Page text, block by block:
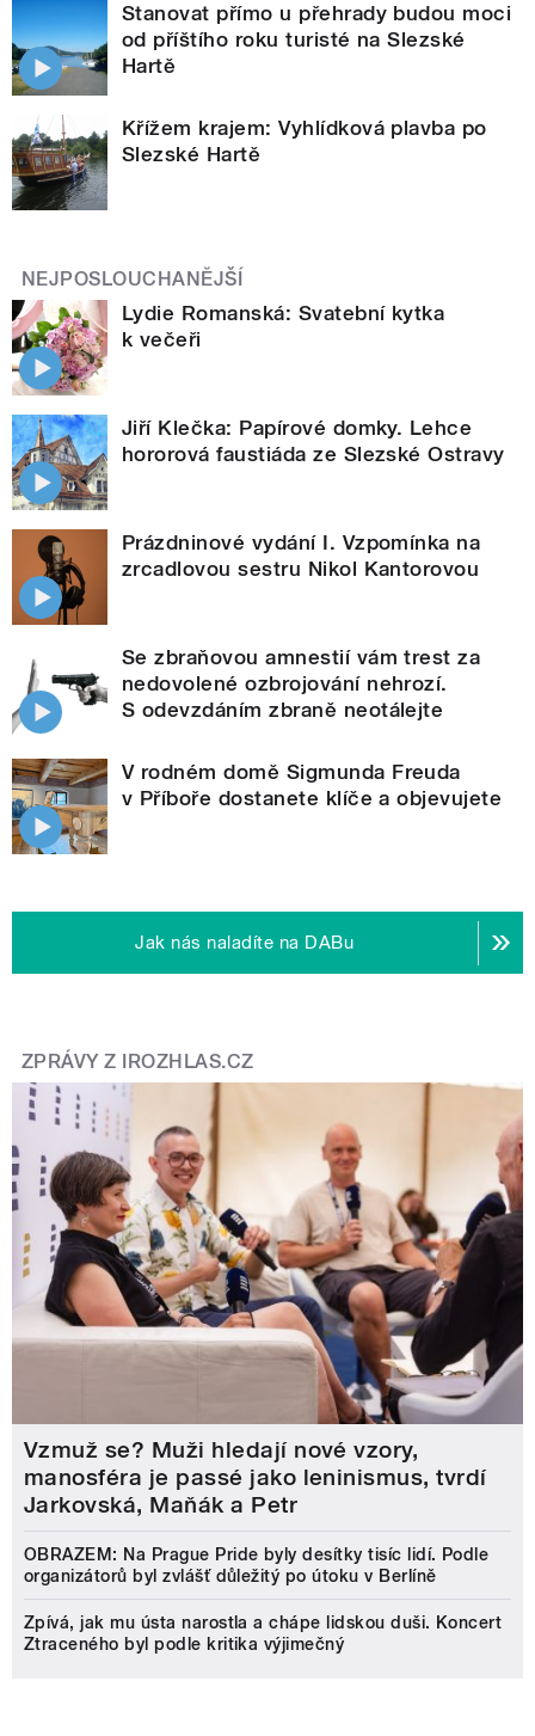
Stanovat přímo u přehrady budou moci
od příštího roku turisté na Slezské
Hartě
Křížem krajem: Vyhlídková plavba po
Slezské Hartě
NEJPOSLOUCHANĚJŠÍ
Lydie Romanská: Svatební kytka
k večeři
Jiří Klečka: Papírové domky. Lehce
hororová faustiáda ze Slezské Ostravy
Prázdninové vydání I. Vzpomínka na
zrcadlovou sestru Nikol Kantorovou
Se zbraňovou amnestií vám trest za
nedovolené ozbrojování nehrozí.
S odevzdáním zbraně neotálejte
V rodném domě Sigmunda Freuda
v Příboře dostanete klíče a objevujete
Jak nás naladíte na DABu
ZPRÁVY Z IROZHLAS.CZ
Vzmuž se? Muži hledají nové vzory,
manosféra je passé jako leninismus, tvrdí
Jarkovská, Maňák a Petr
OBRAZEM: Na Prague Pride byly desítky tisíc lidí. Podle
organizátorů byl zvlášť důležitý po útoku v Berlíně
Zpívá, jak mu ústa narostla a chápe lidskou duši. Koncert
Ztraceného byl podle kritika výjimečný